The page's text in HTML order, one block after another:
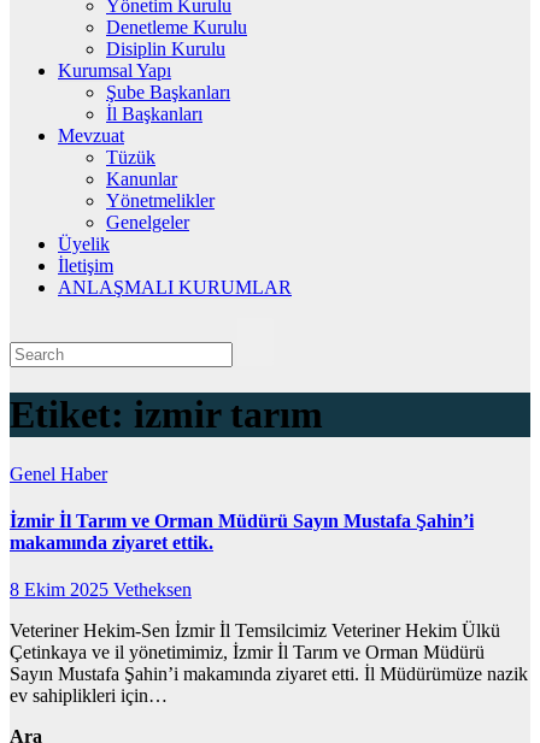
Yönetim Kurulu
Denetleme Kurulu
Disiplin Kurulu
Kurumsal Yapı
Şube Başkanları
İl Başkanları
Mevzuat
Tüzük
Kanunlar
Yönetmelikler
Genelgeler
Üyelik
İletişim
ANLAŞMALI KURUMLAR
Etiket: izmir tarım
Genel Haber
İzmir İl Tarım ve Orman Müdürü Sayın Mustafa Şahin’i
makamında ziyaret ettik.
8 Ekim 2025 Vetheksen
Veteriner Hekim-Sen İzmir İl Temsilcimiz Veteriner Hekim Ülkü
Çetinkaya ve il yönetimimiz, İzmir İl Tarım ve Orman Müdürü
Sayın Mustafa Şahin’i makamında ziyaret etti. İl Müdürümüze nazik
ev sahiplikleri için…
Ara